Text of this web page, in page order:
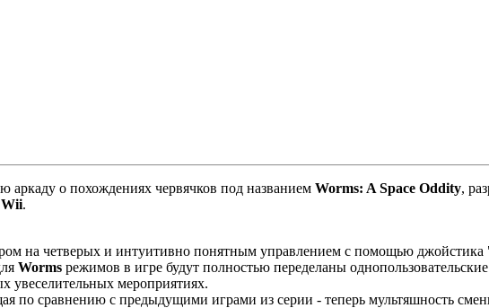
аркаду о похождениях червячков под названием Worms: A Space Oddity,
Wii.
на четверых и интуитивно понятным управлением с помощью джойстика
Worms режимов в игре будут полностью переделаны
увеселительных мероприятиях.
по сравнению с предыдущими играми из серии - теперь мультяшность